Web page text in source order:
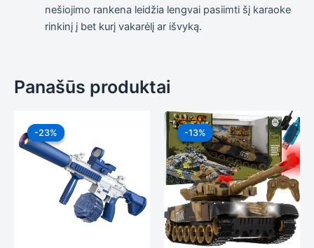
nešiojimo rankena leidžia lengvai pasiimti šį karaoke
rinkinį į bet kurį vakarėlį ar išvyką.
Panašūs produktai
-23%
-23%
34,99 €.
-13%
-13%
Original
price
was:
39,99 €.
Current
price
is:
34,99 €.